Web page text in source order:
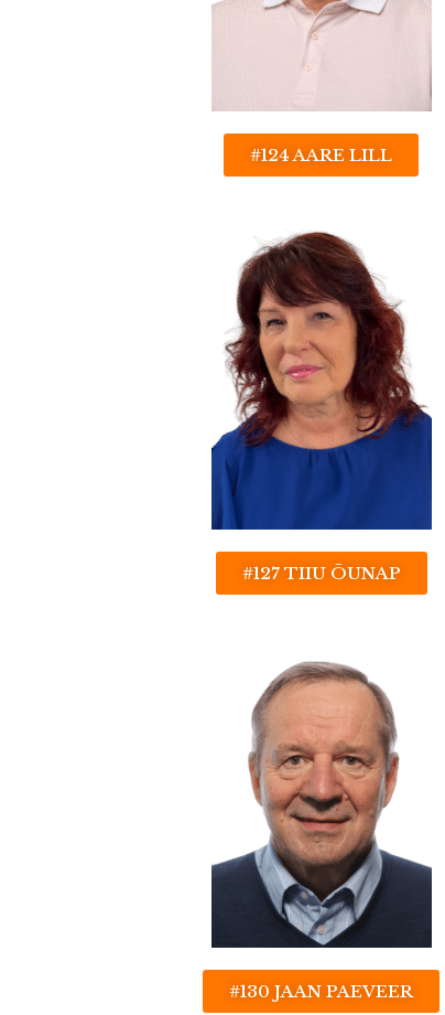
#124 AARE LILL
#127 TIIU ÕUNAP
#130 JAAN PAEVEER